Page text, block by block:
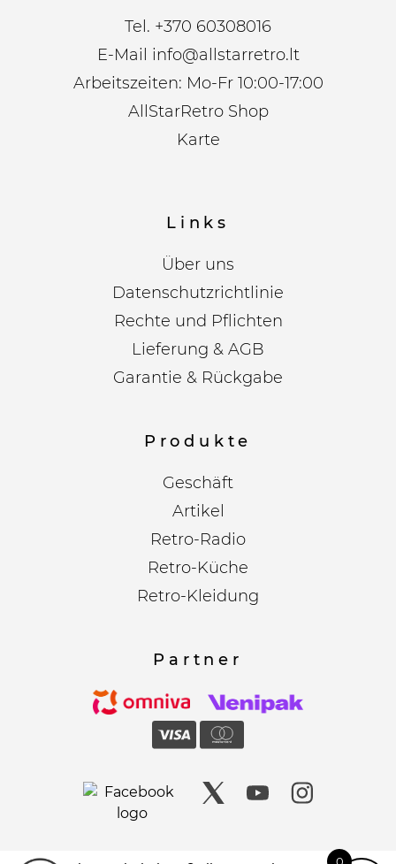
Tel. +370 60308016
E-Mail info@allstarretro.lt
Arbeitszeiten: Mo-Fr 10:00-17:00
AllStarRetro Shop
Karte
Links
Über uns
Datenschutzrichtlinie
Rechte und Pflichten
Lieferung & AGB
Garantie & Rückgabe
Produkte
Geschäft
Artikel
Retro-Radio
Retro-Küche
Retro-Kleidung
Partner